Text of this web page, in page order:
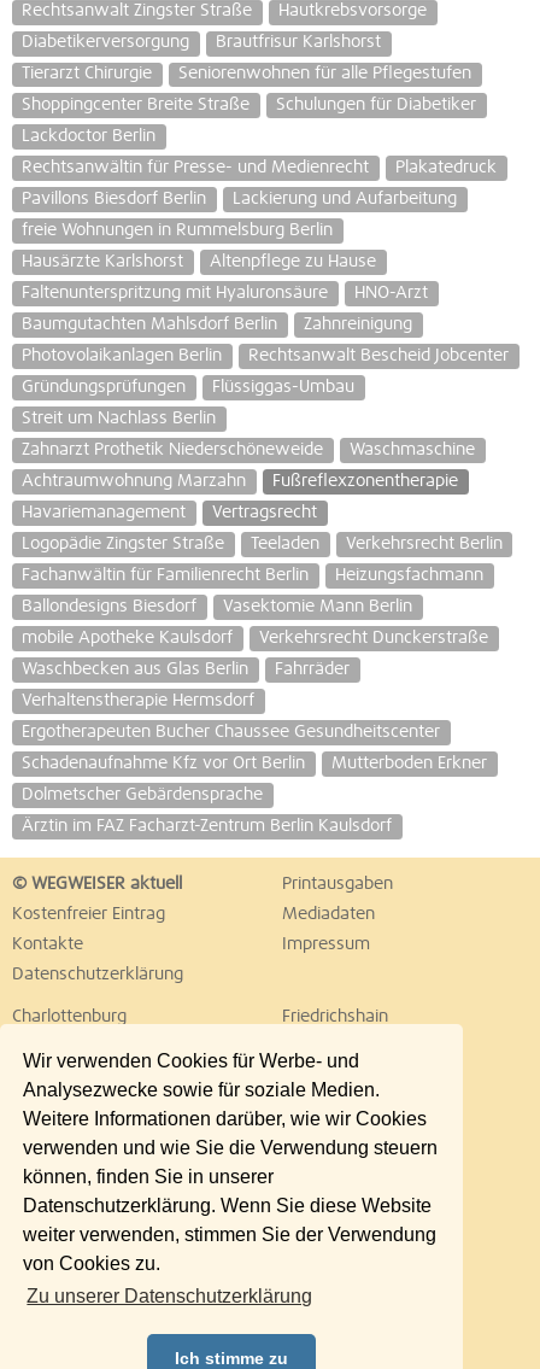
Wir verwenden Cookies für Werbe- und
Analysezwecke sowie für soziale Medien.
Weitere Informationen darüber, wie wir Cookies
verwenden und wie Sie die Verwendung steuern
können, finden Sie in unserer
Datenschutzerklärung. Wenn Sie diese Website
weiter verwenden, stimmen Sie der Verwendung
von Cookies zu.
Zu unserer Datenschutzerklärung
Ich stimme zu
Rechtsanwalt Zingster Straße
Hautkrebsvorsorge
Diabetikerversorgung
Brautfrisur Karlshorst
Tierarzt Chirurgie
Seniorenwohnen für alle Pflegestufen
Shoppingcenter Breite Straße
Schulungen für Diabetiker
Lackdoctor Berlin
Rechtsanwältin für Presse- und Medienrecht
Plakatedruck
Pavillons Biesdorf Berlin
Lackierung und Aufarbeitung
freie Wohnungen in Rummelsburg Berlin
Hausärzte Karlshorst
Altenpflege zu Hause
Faltenunterspritzung mit Hyaluronsäure
HNO-Arzt
Baumgutachten Mahlsdorf Berlin
Zahnreinigung
Photovolaikanlagen Berlin
Rechtsanwalt Bescheid Jobcenter
Gründungsprüfungen
Flüssiggas-Umbau
Streit um Nachlass Berlin
Zahnarzt Prothetik Niederschöneweide
Waschmaschine
Achtraumwohnung Marzahn
Fußreflexzonentherapie
Havariemanagement
Vertragsrecht
Logopädie Zingster Straße
Teeladen
Verkehrsrecht Berlin
Fachanwältin für Familienrecht Berlin
Heizungsfachmann
Ballondesigns Biesdorf
Vasektomie Mann Berlin
mobile Apotheke Kaulsdorf
Verkehrsrecht Dunckerstraße
Waschbecken aus Glas Berlin
Fahrräder
Verhaltenstherapie Hermsdorf
Ergotherapeuten Bucher Chaussee Gesundheitscenter
Schadenaufnahme Kfz vor Ort Berlin
Mutterboden Erkner
Dolmetscher Gebärdensprache
Ärztin im FAZ Facharzt-Zentrum Berlin Kaulsdorf
© WEGWEISER aktuell
Printausgaben
Kostenfreier Eintrag
Mediadaten
Kontakte
Impressum
Datenschutzerklärung
Charlottenburg
Friedrichshain
Lichtenberg
Marzahn
Neukölln
Pankow
Reinickendorf
Schöneberg
Spandau
Steglitz
Tempelhof
Treptow
Umland Ost